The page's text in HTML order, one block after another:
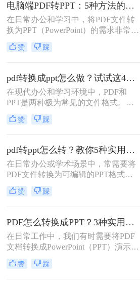
电脑端PDF转PPT：5种方法的安装配置和操作差异！
在日常办公和学习中，将PDF文件转
换为PPT（PowerPoint）的需求非常普
遍。无论是为了制作演示文稿、分享
资料还是教学用途，掌握高效的PDF
脑pdf如何转化为ppt呢？本文将详细
介绍五种将PDF转换成PPT的方法，
帮助您轻松应对各种需求。
赞 踩
pdf转换成ppt怎么做？试试这4个转换方法！
在现代办公和学习环境中，PDF和
PPT是两种极为常见的文件格式。
PDF文件因其出色的稳定性和兼容性
而被广泛用于文档分享和存储，而
睐。然而，有时我们需要将PDF转换
为PPT以便进行编辑和演示。那么pdf
转换成ppt怎么做呢？本文将详细介绍
几种将PDF转换为PPT的方法。
赞 踩
pdf转ppt怎么转？教你5种实用的方法！
在日常办公或学术场景中，常需要将
PDF文件转换为可编辑的PPT格式。
那么pdf转ppt怎么转呢？本文整理了5
种主流方法，从工具选择到操作细节
赞 踩
PDF怎么转换成PPT？3种实用方法详解！
在日常工作中，我们有时需要将PDF
文档转换成PowerPoint（PPT）演示文
稿以方便展示或编辑。那么PDF怎么
转换成PPT呢？本文将介绍几种实现
赞 踩